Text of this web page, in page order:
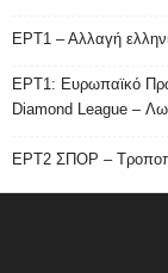
ΕΡΤ1 – Αλλαγή
ΕΡΤ1: Ευρωπαϊκό
Diamond League –
ΕΡΤ2 ΣΠΟΡ –